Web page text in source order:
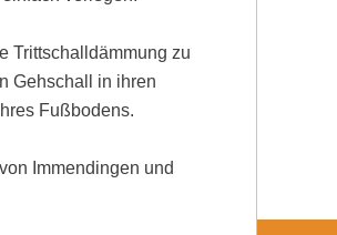
Trittschalldämmung zu
Gehschall in ihren
Fußbodens.
Immendingen und